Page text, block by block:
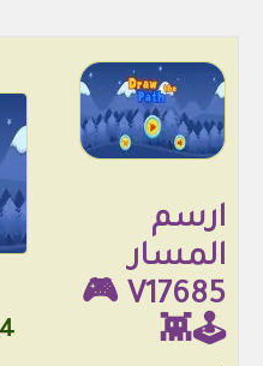
ارسم
المسار
V17685 🎮
🕹️👾